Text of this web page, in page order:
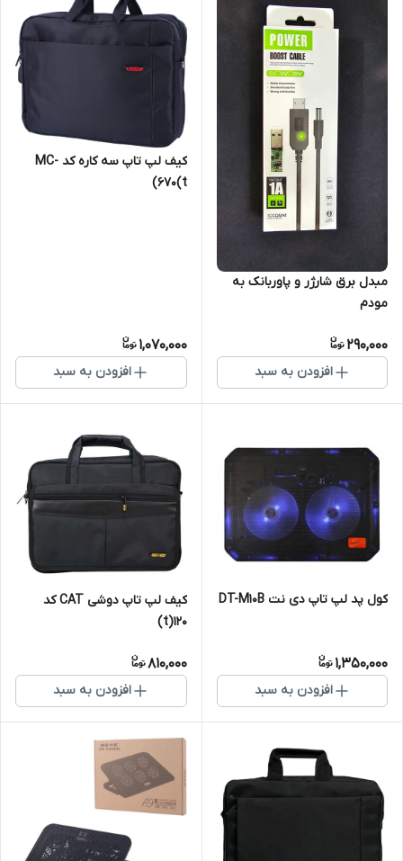
مبدل برق شارژر و پاوربانک به
مودم
290,000
افزودن به سبد
کیف لپ تاپ سه کاره کد MC-
670(t)
1,070,000
افزودن به سبد
کول پد لپ تاپ دی نت DT-M10B
1,350,000
افزودن به سبد
کیف لپ تاپ دوشی CAT کد
120(t)
810,000
افزودن به سبد